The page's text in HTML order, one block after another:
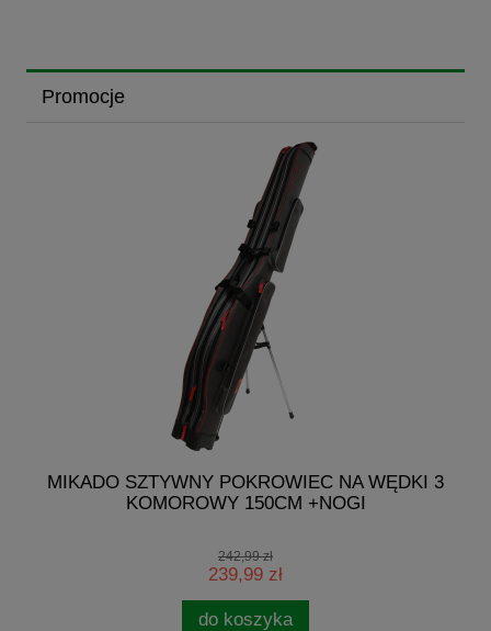
Promocje
MIKADO SZTYWNY POKROWIEC NA WĘDKI 3
KOMOROWY 150CM +NOGI
242,99 zł
239,99 zł
do koszyka